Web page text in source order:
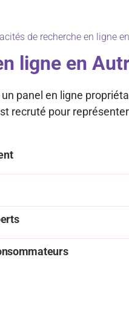
de recherche en ligne
ligne en
panel en ligne
recruté pour